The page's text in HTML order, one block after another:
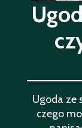
Ugoda ze
czego